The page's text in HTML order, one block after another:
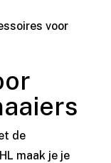
voor
de
maak je je